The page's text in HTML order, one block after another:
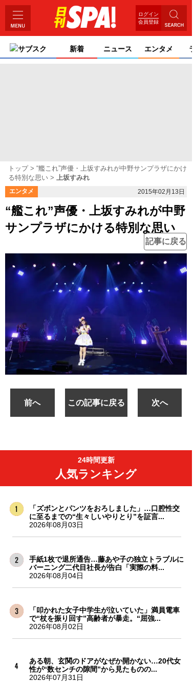
ログイン
会員登録
サブスク 新着 ニュース エンタメ
トップ
“艦これ”声優・上坂すみれが中野サンプラザにかけ
る特別な思い
上坂すみれ
エンタメ 2015年02月13日
“艦これ”声優・上坂すみれが中野
サンプラザにかける特別な思い
記事に戻る
前へ この記事に戻る 次へ
24時間更新
人気ランキング
「ズボンとパンツをおろしました」…口腔性交
に至るまでの“生々しいやりとり”を証言...
2026年08月03日
手紙1枚で退所通告…藤あや子の独立トラブルに
バーニング二代目社長が告白「実際の料...
2026年08月04日
「叩かれた女子中学生が泣いていた」満員電車
で“杖を振り回す”高齢者が暴走。“屈強...
2026年08月02日
ある朝、玄関のドアがなぜか開かない…20代女
性が“数センチの隙間”から見たものの...
2026年07月31日